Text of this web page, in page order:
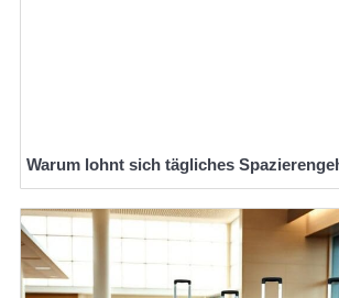
Warum lohnt sich tägliches